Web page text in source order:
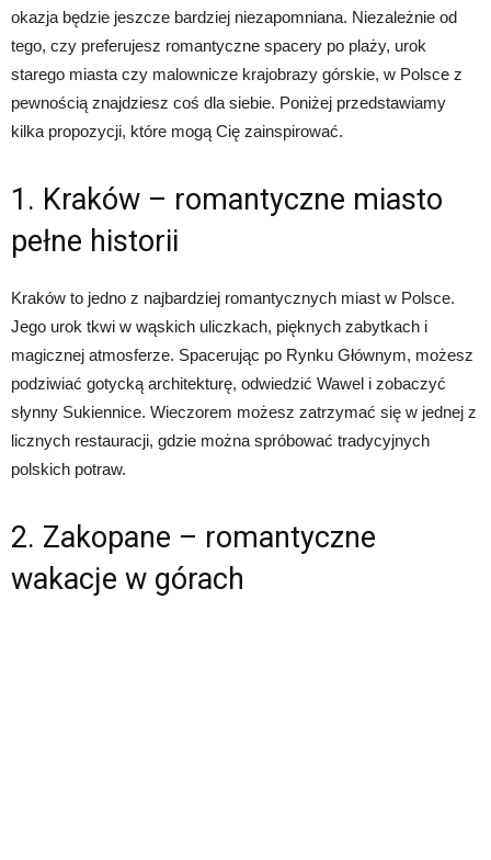
okazja będzie jeszcze bardziej niezapomniana. Niezależnie od
tego, czy preferujesz romantyczne spacery po plaży, urok
starego miasta czy malownicze krajobrazy górskie, w Polsce z
pewnością znajdziesz coś dla siebie. Poniżej przedstawiamy
kilka propozycji, które mogą Cię zainspirować.
1. Kraków – romantyczne miasto
pełne historii
Kraków to jedno z najbardziej romantycznych miast w Polsce.
Jego urok tkwi w wąskich uliczkach, pięknych zabytkach i
magicznej atmosferze. Spacerując po Rynku Głównym, możesz
podziwiać gotycką architekturę, odwiedzić Wawel i zobaczyć
słynny Sukiennice. Wieczorem możesz zatrzymać się w jednej z
licznych restauracji, gdzie można spróbować tradycyjnych
polskich potraw.
2. Zakopane – romantyczne
wakacje w górach